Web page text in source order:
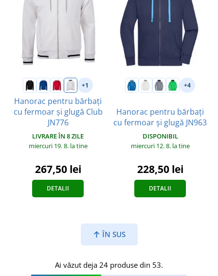
+1
Hanorac pentru bărbați
cu fermoar și glugă Club
JN776
LIVRARE ÎN 8 ZILE
miercuri 19. 8. la tine
267,50 lei
DETALII
+4
Hanorac pentru bărbați
cu fermoar și glugă JN963
DISPONIBIL
miercuri 12. 8. la tine
228,50 lei
DETALII
ÎN SUS
Ai văzut deja 24 produse din 53.